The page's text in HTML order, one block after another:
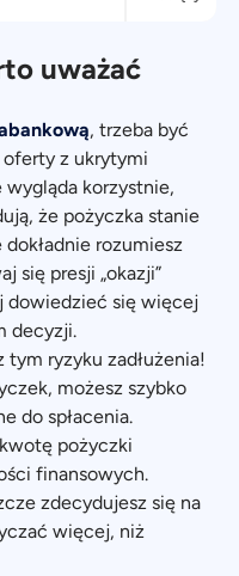
uważać
, trzeba być
oferty z ukrytymi
korzystnie,
że pożyczka stanie
rozumiesz
się presji „okazji”
dowiedzieć się więcej
decyzji.
ryzyku zadłużenia!
możesz szybko
do spłacenia.
pożyczki
finansowych.
zdecydujesz się na
więcej, niż